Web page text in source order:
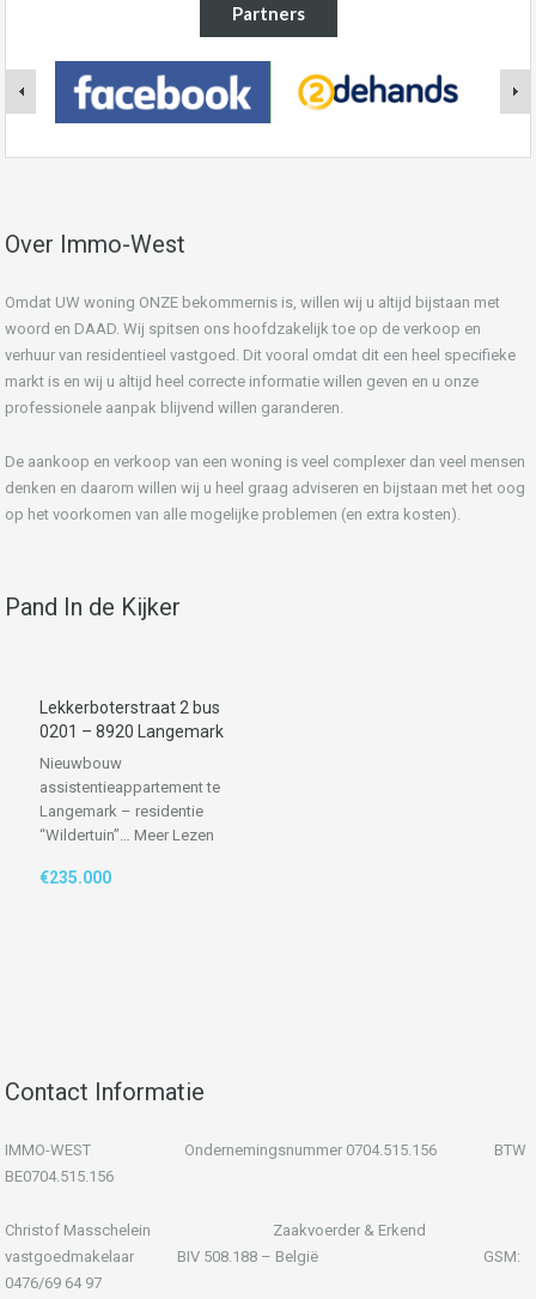
Partners
Over Immo-West
Omdat UW woning ONZE bekommernis is, willen wij u altijd bijstaan met
woord en DAAD. Wij spitsen ons hoofdzakelijk toe op de verkoop en
verhuur van residentieel vastgoed. Dit vooral omdat dit een heel specifieke
markt is en wij u altijd heel correcte informatie willen geven en u onze
professionele aanpak blijvend willen garanderen.
De aankoop en verkoop van een woning is veel complexer dan veel mensen
denken en daarom willen wij u heel graag adviseren en bijstaan met het oog
op het voorkomen van alle mogelijke problemen (en extra kosten).
Pand In de Kijker
Lekkerboterstraat 2 bus
0201 – 8920 Langemark
Nieuwbouw
assistentieappartement te
Langemark – residentie
“Wildertuin”… Meer Lezen
€235.000
Contact Informatie
IMMO-WEST Ondernemingsnummer 0704.515.156 BTW
BE0704.515.156
Christof Masschelein Zaakvoerder & Erkend
vastgoedmakelaar BIV 508.188 – België GSM:
0476/69 64 97